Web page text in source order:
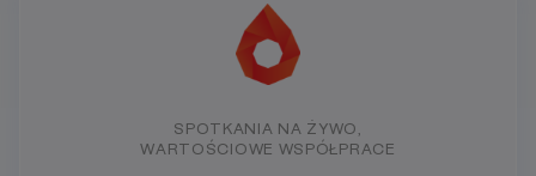
SPOTKANIA NA ŻYWO,
WARTOŚCIOWE WSPÓŁPRACE